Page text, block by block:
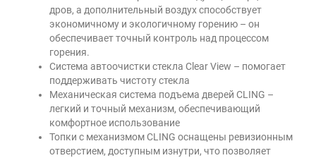
дров, а дополнительный воздух способствует
экономичному и экологичному горению – он
обеспечивает точный контроль над процессом
горения.
Система автоочистки стекла Clear View – помогает
поддерживать чистоту стекла
Механическая система подъема дверей CLING –
легкий и точный механизм, обеспечивающий
комфортное использование
Топки с механизмом CLING оснащены ревизионным
отверстием, доступным изнутри, что позволяет